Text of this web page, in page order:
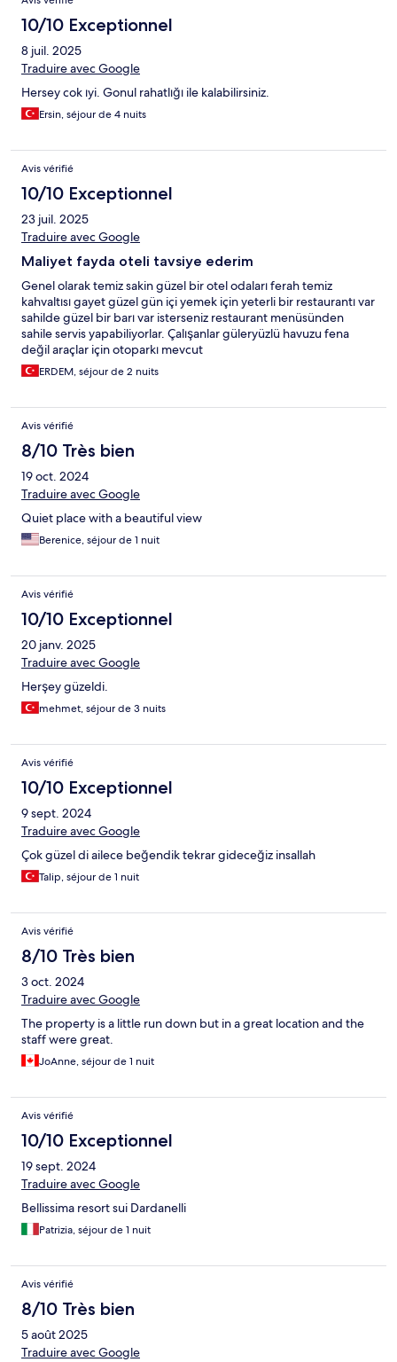
10/10 Exceptionnel
8 juil. 2025
Traduire avec Google
Hersey cok ıyi. Gonul rahatlığı ile kalabilirsiniz.
Ersin, séjour de 4 nuits
Avis vérifié
10/10 Exceptionnel
23 juil. 2025
Traduire avec Google
Maliyet fayda oteli tavsiye ederim
Genel olarak temiz sakin güzel bir otel odaları ferah temiz
kahvaltısı gayet güzel gün içi yemek için yeterli bir restaurantı var
sahilde güzel bir barı var isterseniz restaurant menüsünden
sahile servis yapabiliyorlar. Çalışanlar güleryüzlü havuzu fena
değil araçlar için otoparkı mevcut
ERDEM, séjour de 2 nuits
Avis vérifié
8/10 Très bien
19 oct. 2024
Traduire avec Google
Quiet place with a beautiful view
Berenice, séjour de 1 nuit
Avis vérifié
10/10 Exceptionnel
20 janv. 2025
Traduire avec Google
Herşey güzeldi.
mehmet, séjour de 3 nuits
Avis vérifié
10/10 Exceptionnel
9 sept. 2024
Traduire avec Google
Çok güzel di ailece beğendik tekrar gideceğiz insallah
Talip, séjour de 1 nuit
Avis vérifié
8/10 Très bien
3 oct. 2024
Traduire avec Google
The property is a little run down but in a great location and the
staff were great.
JoAnne, séjour de 1 nuit
Avis vérifié
10/10 Exceptionnel
19 sept. 2024
Traduire avec Google
Bellissima resort sui Dardanelli
Patrizia, séjour de 1 nuit
Avis vérifié
8/10 Très bien
5 août 2025
Traduire avec Google